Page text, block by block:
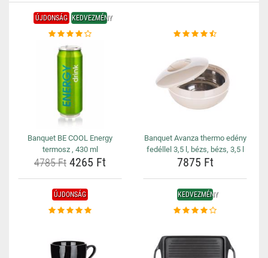
ÚJDONSÁG KEDVEZMÉNY
Banquet BE COOL Energy
termosz , 430 ml
4785 Ft 4265 Ft
Banquet Avanza thermo edény
fedéllel 3,5 l, bézs, bézs, 3,5 l
7875 Ft
ÚJDONSÁG KEDVEZMÉNY